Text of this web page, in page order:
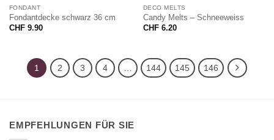
FONDANT
Fondantdecke schwarz 36 cm
CHF9.90
DECO MELTS
Candy Melts – Schneeweiss
CHF6.20
1 2 3 4 144 145 146
EMPFEHLUNGEN FÜR SIE